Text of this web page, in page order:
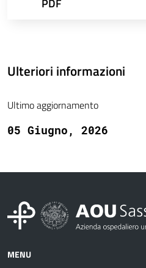
PDF
Ulteriori informazioni
Ultimo aggiornamento
05 Giugno, 2026
MENU